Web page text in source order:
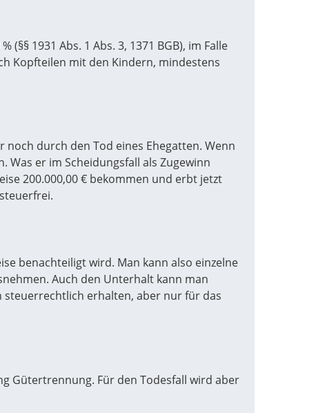
1931 Abs. 1 Abs. 3, 1371 BGB), im Falle
Kopfteilen mit den Kindern, mindestens
durch den Tod eines Ehegatten. Wenn
er im Scheidungsfall als Zugewinn
200.000,00 € bekommen und erbt jetzt
benachteiligt wird. Man kann also einzelne
Auch den Unterhalt kann man
erhalten, aber nur für das
Gütertrennung. Für den Todesfall wird aber